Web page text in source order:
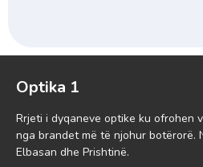
Optika 1
Rrjeti i dyqaneve optike ku ofrohen
nga brandet më të njohur botërorë.
Elbasan dhe Prishtinë.